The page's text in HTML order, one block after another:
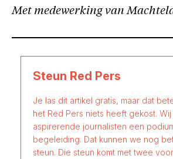
Met medewerking van
Steun Red Pers
Je las dit artikel gratis, maar dat
het Red Pers niets heeft gekost.
aspirerende journalisten een
begeleiding. Dat kunnen we nog
steun. Die steun komt met twee